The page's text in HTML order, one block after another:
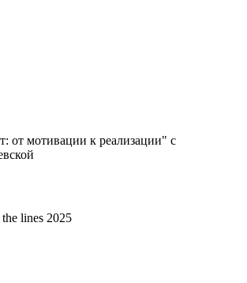
от мотивации к реализации" с
lines 2025